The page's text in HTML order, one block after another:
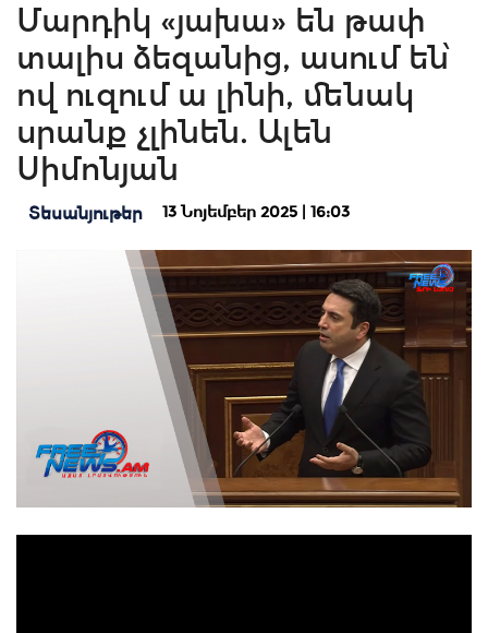
Մարդիկ «յախա» են թափ
տալիս ձեզանից, ասում են՝
ով ուզում ա լինի, մենակ
սրանք չլինեն. Ալեն
Սիմոնյան
Տեսանյութեր 13 Նոյեմբեր 2025 | 16:03